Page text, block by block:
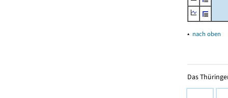
▴ nach oben
Das